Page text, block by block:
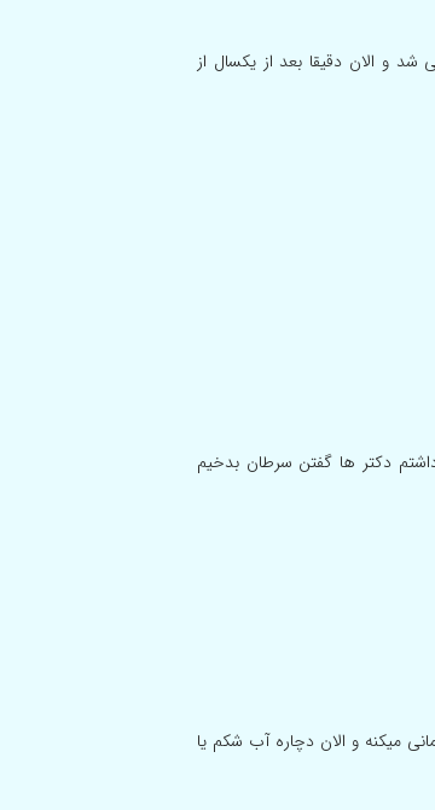
سال قبل ۶ جلسه شیمی درمانی شد و الان دقیقا بعد از یکسال از
دکتر ها گفتن سرطان بدخیم
میکنه و الان دچاره آب شکم یا